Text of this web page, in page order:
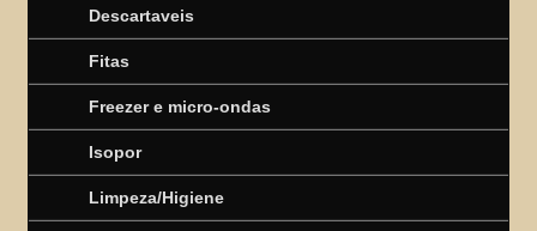
Descartaveis
Fitas
Freezer e micro-ondas
Isopor
Limpeza/Higiene